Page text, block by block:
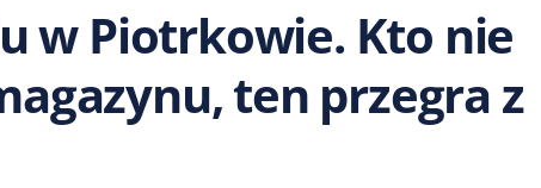
w Piotrkowie. Kto nie
ten przegra z